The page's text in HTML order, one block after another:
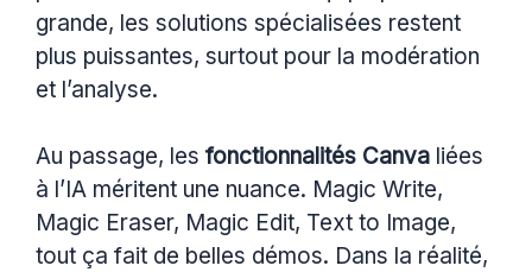
grande, les solutions spécialisées restent
plus puissantes, surtout pour la modération
et l’analyse.
Au passage, les fonctionnalités Canva liées
à l’IA méritent une nuance. Magic Write,
Magic Eraser, Magic Edit, Text to Image,
tout ça fait de belles démos. Dans la réalité,